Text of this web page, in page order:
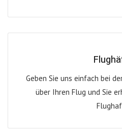
Geben Sie uns einfach bei
über Ihren Flug und Sie